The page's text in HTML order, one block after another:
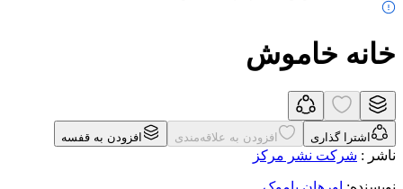
خانه خاموش
اشترا گذاری افزودن به علاقه‌مندی افزودن به قفسه
ناشر : شرکت نشر مرکز